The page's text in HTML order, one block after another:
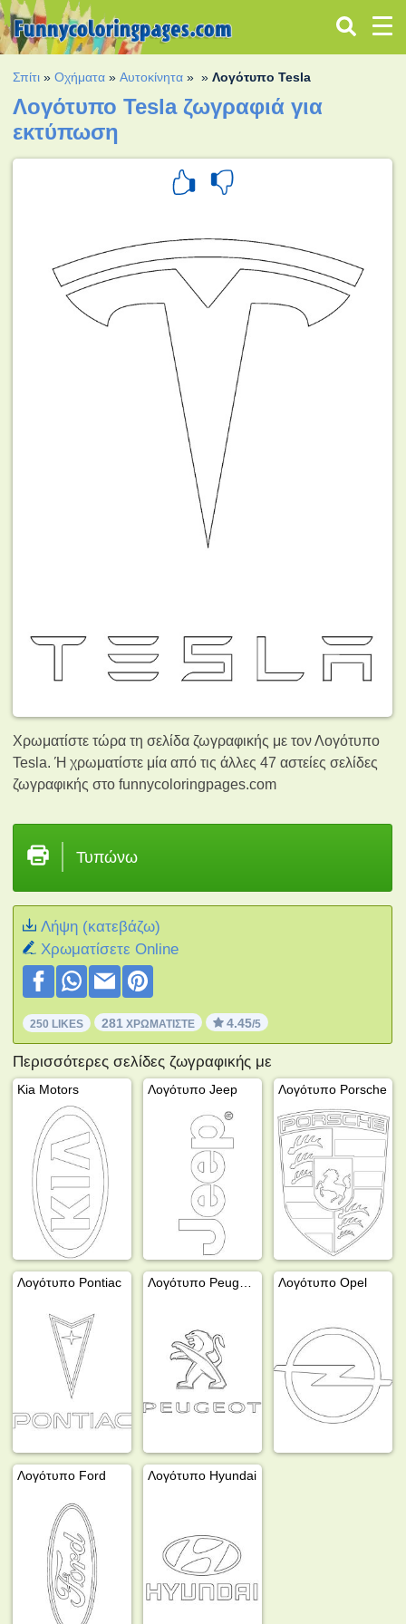
Σπίτι »Οχήματα »Αυτοκίνητα » »Λογότυπο Tesla
Λογότυπο Tesla ζωγραφιά για
εκτύπωση
Χρωματίστε τώρα τη σελίδα ζωγραφικής με τον Λογότυπο
Tesla. Ή χρωματίστε μία από τις άλλες 47 αστείες σελίδες
ζωγραφικήςστο funnycoloringpages.com
Τυπώνω
Λήψη (κατεβάζω)
Xρωματίσετε Online
250 LIKES 281 ΧΡΩΜΑΤΊΣΤΕ 4.45/5
Περισσότερες σελίδες ζωγραφικής με
Kia Motors Λογότυπο Jeep Λογότυπο Porsche
Λογότυπο Pontiac Λογότυπο Opel
Λογότυπο Ford Λογότυπο Hyundai